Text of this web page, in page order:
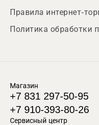
Правила интернет-
Политика обработки
Магазин
+7 831 297-50-95
+7 910-393-80-26
Сервисный центр